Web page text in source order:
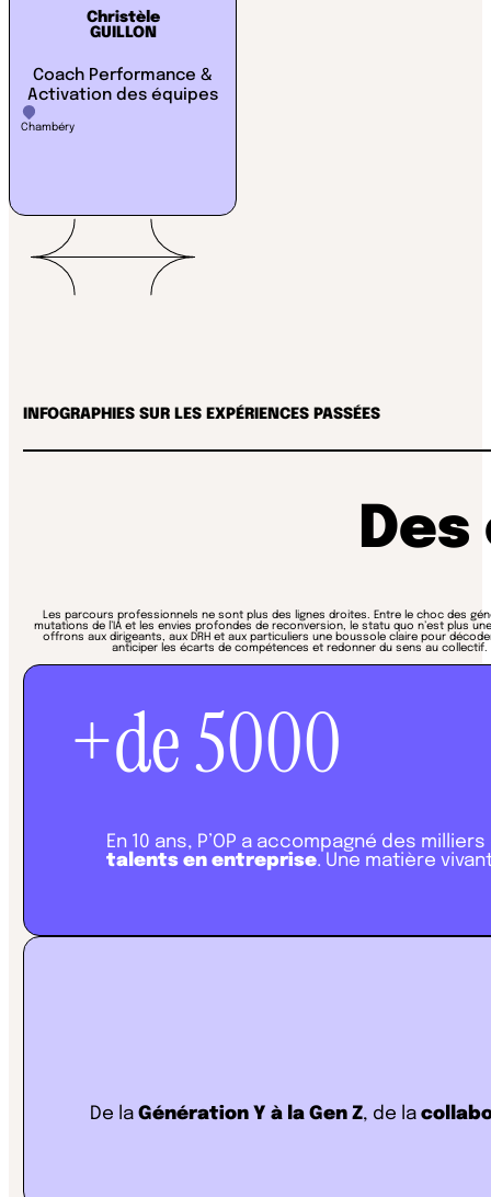
Christèle
GUILLON
Coach Performance &
Activation des équipes
Chambéry
INFOGRAPHIES SUR LES EXPÉRIENCES PASSÉES
Les parcours professionnels ne sont plus des lignes droites. Entre le choc des
mutations de l’IA et les envies profondes de reconversion, le statu quo n’est plus
offrons aux dirigeants, aux DRH et aux particuliers une boussole claire pour
anticiper les écarts de compétences et redonner du sens au collectif.
+de5000
En 10 ans, P’OP a accompagné des
talents en entreprise. Une matière
De la Génération Y à la Gen Z, de la